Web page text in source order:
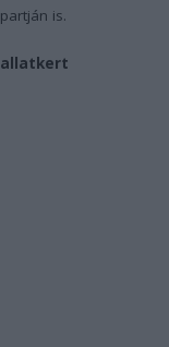
is.